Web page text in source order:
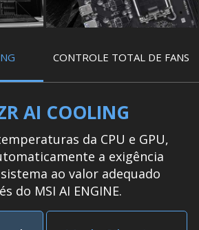
CONTROLE TOTAL DE FANS
AI COOLING
da CPU e GPU,
a exigência
ao valor adequado
do MSI AI ENGINE.